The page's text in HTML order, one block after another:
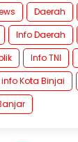
Daerah
Info Daerah
Info TNI
info Kota Binjai